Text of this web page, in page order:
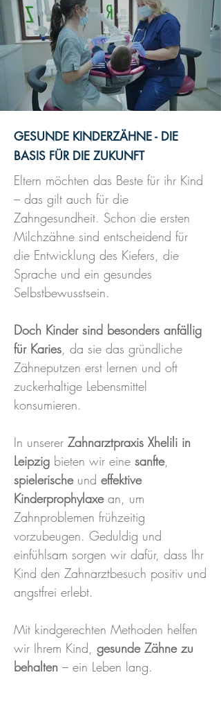
GESUNDE KINDERZÄHNE - DIE
BASIS FÜR DIE ZUKUNFT
Eltern möchten das Beste für ihr Kind
– das gilt auch für die
Zahngesundheit. Schon die ersten
Milchzähne sind entscheidend für
die Entwicklung des Kiefers, die
Sprache und ein gesundes
Selbstbewusstsein.
Doch Kinder sind besonders anfällig
für Karies, da sie das gründliche
Zähneputzen erst lernen und oft
zuckerhaltige Lebensmittel
konsumieren.
In unserer Zahnarztpraxis Xhelili in
Leipzig bieten wir eine sanfte,
spielerischeund effektive
Kinderprophylaxean, um
Zahnproblemen frühzeitig
vorzubeugen. Geduldig und
einfühlsam sorgen wir dafür, dass Ihr
Kind den Zahnarztbesuch positiv und
angstfrei erlebt.
Mit kindgerechten Methoden helfen
wir Ihrem Kind, gesunde Zähne zu
behalten – ein Leben lang.